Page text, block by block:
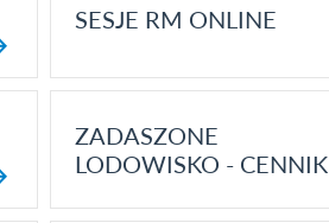
SESJE RM ONLINE
ZADASZONE
LODOWISKO - CENNIK